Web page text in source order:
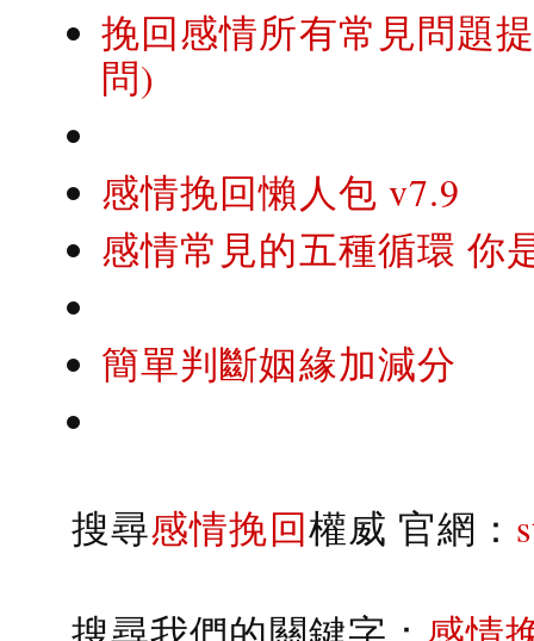
挽回感情所有常見問題
問)
感情挽回懶人包 v7.9
感情常見的五種循環 你
簡單判斷姻緣加減分
搜尋感情挽回權威 官網：